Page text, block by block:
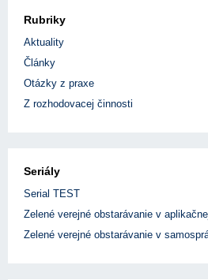
Rubriky
Aktuality
Články
Otázky z praxe
Z rozhodovacej činnosti
Seriály
Serial TEST
Zelené verejné obstarávanie v
Zelené verejné obstarávanie v